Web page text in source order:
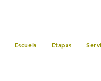
Escuela Etapas